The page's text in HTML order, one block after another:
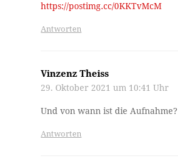
https://postimg.cc/0KKTvMcM
Antworten
Vinzenz Theiss
29. Oktober 2021 um 10:41 Uhr
Und von wann ist die Aufnahme?
Antworten